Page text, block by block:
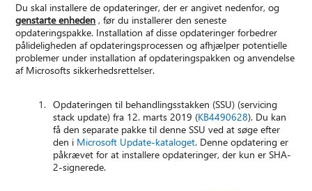
Du skal installere de opdateringer, der er angivet nedenfor, og
genstarte enheden , før du installerer den seneste
opdateringspakke. Installation af disse opdateringer forbedrer
pålideligheden af opdateringsprocessen og afhjælper potentielle
problemer under installation af opdateringspakken og anvendelse
af Microsofts sikkerhedsrettelser.
Opdateringen til behandlingsstakken (SSU) (servicing
stack update) fra 12. marts 2019 (KB4490628). Du kan
få den separate pakke til denne SSU ved at søge efter
den i Microsoft Update-kataloget. Denne opdatering er
påkrævet for at installere opdateringer, der kun er SHA-
2-signerede.